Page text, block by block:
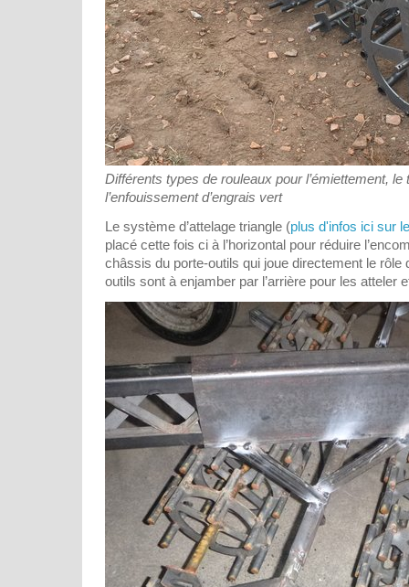
Différents types de rouleaux pour l’émiettement,
l’enfouissement d’engrais vert
Le système d’attelage triangle (plus d'infos ici sur
placé cette fois ci à l’horizontal pour réduire
châssis du porte-outils qui joue directement le rôle
outils sont à enjamber par l’arrière pour les atteler